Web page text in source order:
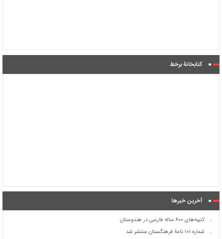
کتابخانۀ برخط
آخرین خبرها
کتیبه‌های ۶۰۰ ساله فارسی در هندوستان
شماره ۱۰۱ نامۀ فرهنگستان منتشر شد